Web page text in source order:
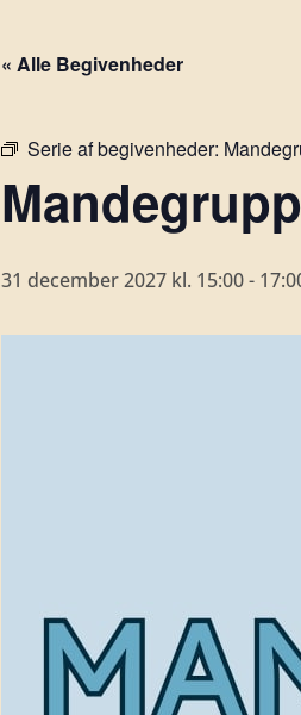
« Alle Begivenheder
Serie af begivenheder:
31 december 2027 kl. 15:00-